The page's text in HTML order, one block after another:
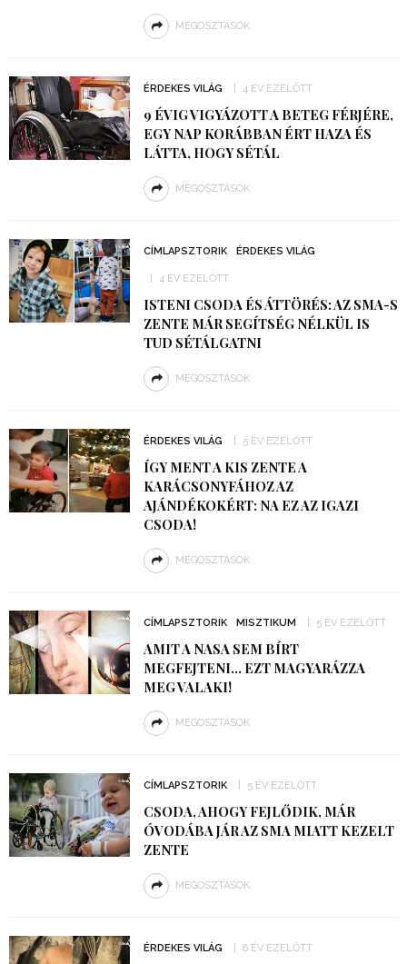
MEGOSZTÁSOK
ÉRDEKES VILÁG 4 ÉV EZELŐTT
9 ÉVIG VIGYÁZOTT A BETEG FÉRJÉRE,
EGY NAP KORÁBBAN ÉRT HAZA ÉS
LÁTTA, HOGY SÉTÁL
MEGOSZTÁSOK
CÍMLAPSZTORIK ÉRDEKES VILÁG
4 ÉV EZELŐTT
ISTENI CSODA ÉS ÁTTÖRÉS: AZ SMA-S
ZENTE MÁR SEGÍTSÉG NÉLKÜL IS
TUD SÉTÁLGATNI
MEGOSZTÁSOK
ÉRDEKES VILÁG 5 ÉV EZELŐTT
ÍGY MENT A KIS ZENTE A
KARÁCSONYFÁHOZ AZ
AJÁNDÉKOKÉRT: NA EZ AZ IGAZI
CSODA!
MEGOSZTÁSOK
CÍMLAPSZTORIK MISZTIKUM 5 ÉV EZELŐTT
AMIT A NASA SEM BÍRT
MEGFEJTENI… EZT MAGYARÁZZA
MEG VALAKI!
MEGOSZTÁSOK
CÍMLAPSZTORIK 5 ÉV EZELŐTT
CSODA, AHOGY FEJLŐDIK, MÁR
ÓVODÁBA JÁR AZ SMA MIATT KEZELT
ZENTE
MEGOSZTÁSOK
ÉRDEKES VILÁG 6 ÉV EZELŐTT